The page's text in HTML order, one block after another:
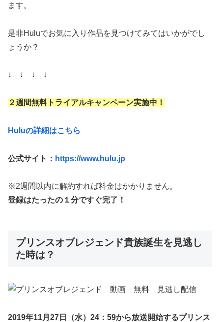
ます。
是非Huluでお気に入り作品を見つけてみてはいかがでし
ょうか？
↓ ↓ ↓ ↓
２週間無料トライアルキャンペーン実施中！
Huluの詳細はこちら
公式サイト： https://www.hulu.jp
※2週間以内に解約すれば料金はかかりません。
登録はたったの１分ですぐ完了！
プリンスオブレジェンド貴族誕生を見逃し
た時は？
2019年11月27日（水）24：59から放送開始するプリンス